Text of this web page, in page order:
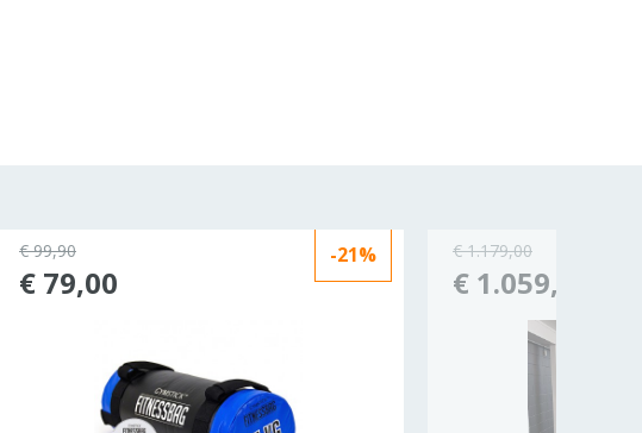
-21%
€ 99,90
€ 79,00
€ 1.179,00
€ 1.059,00